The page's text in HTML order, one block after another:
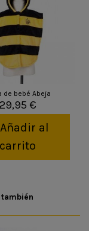
de bebé Abeja
29,95 €
Añadir al
carrito